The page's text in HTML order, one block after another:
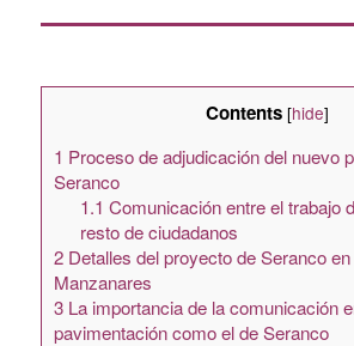
Contents [hide]
1 Proceso de adjudicación del nuevo
Seranco
1.1 Comunicación entre el trabajo
resto de ciudadanos
2Detalles del proyecto de Seranco
Manzanares
3La importancia de la comunicación
pavimentación como el de Seranco